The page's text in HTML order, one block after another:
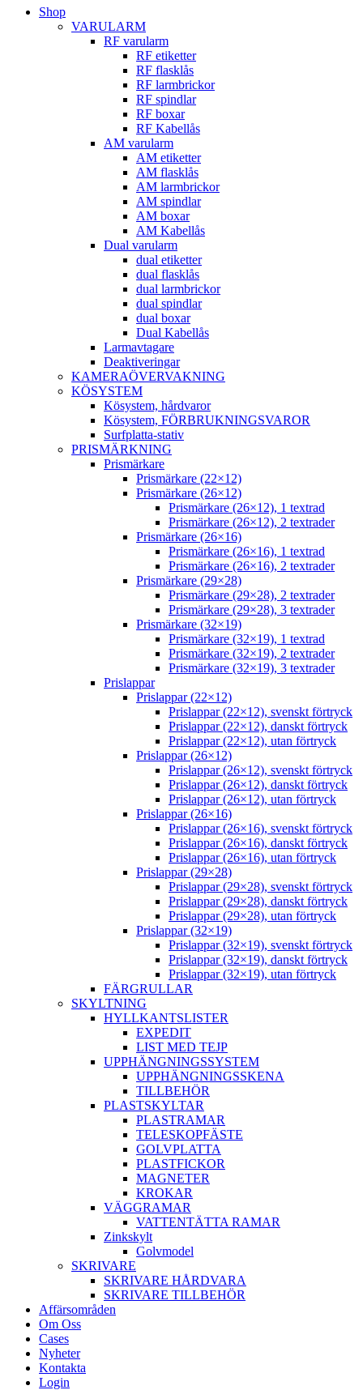
Shop
VARULARM
RF varularm
RF etiketter
RF flasklås
RF larmbrickor
RF spindlar
RF boxar
RF Kabellås
AM varularm
AM etiketter
AM flasklås
AM larmbrickor
AM spindlar
AM boxar
AM Kabellås
Dual varularm
dual etiketter
dual flasklås
dual larmbrickor
dual spindlar
dual boxar
Dual Kabellås
Larmavtagare
Deaktiveringar
KAMERAÖVERVAKNING
KÖSYSTEM
Kösystem, hårdvaror
Kösystem, FÖRBRUKNINGSVAROR
Surfplatta-stativ
PRISMÄRKNING
Prismärkare
Prismärkare (22×12)
Prismärkare (26×12)
Prismärkare (26×12), 1 textrad
Prismärkare (26×12), 2 textrader
Prismärkare (26×16)
Prismärkare (26×16), 1 textrad
Prismärkare (26×16), 2 textrader
Prismärkare (29×28)
Prismärkare (29×28), 2 textrader
Prismärkare (29×28), 3 textrader
Prismärkare (32×19)
Prismärkare (32×19), 1 textrad
Prismärkare (32×19), 2 textrader
Prismärkare (32×19), 3 textrader
Prislappar
Prislappar (22×12)
Prislappar (22×12), svenskt förtryck
Prislappar (22×12), danskt förtryck
Prislappar (22×12), utan förtryck
Prislappar (26×12)
Prislappar (26×12), svenskt förtryck
Prislappar (26×12), danskt förtryck
Prislappar (26×12), utan förtryck
Prislappar (26×16)
Prislappar (26×16), svenskt förtryck
Prislappar (26×16), danskt förtryck
Prislappar (26×16), utan förtryck
Prislappar (29×28)
Prislappar (29×28), svenskt förtryck
Prislappar (29×28), danskt förtryck
Prislappar (29×28), utan förtryck
Prislappar (32×19)
Prislappar (32×19), svenskt förtryck
Prislappar (32×19), danskt förtryck
Prislappar (32×19), utan förtryck
FÄRGRULLAR
SKYLTNING
HYLLKANTSLISTER
EXPEDIT
LIST MED TEJP
UPPHÄNGNINGSSYSTEM
UPPHÄNGNINGSSKENA
TILLBEHÖR
PLASTSKYLTAR
PLASTRAMAR
TELESKOPFÄSTE
GOLVPLATTA
PLASTFICKOR
MAGNETER
KROKAR
VÄGGRAMAR
VATTENTÄTTA RAMAR
Zinkskylt
Golvmodel
SKRIVARE
SKRIVARE HÅRDVARA
SKRIVARE TILLBEHÖR
Affärsområden
Om Oss
Cases
Nyheter
Kontakta
Login